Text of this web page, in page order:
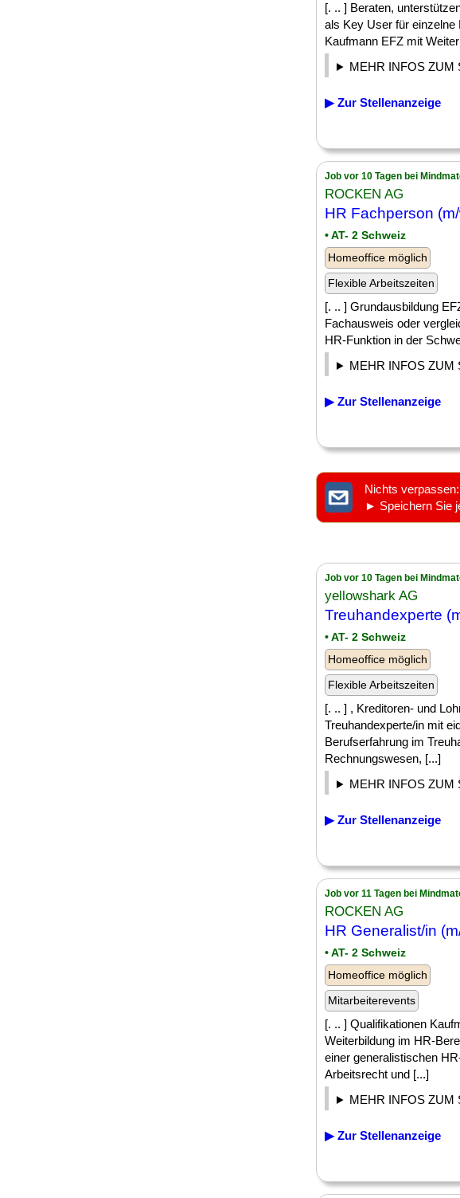
[. .. ] Beraten,
als Key User für
Kaufmann EFZ mit
MEHR INFOS ZUM
▶ Zur Stellenanzeige
Job vor 10 Tagen bei
ROCKEN AG
HR Fachperson
• AT- 2 Schweiz
Homeoffice möglich
Flexible Arbeitszeiten
[. .. ] Grundausbildung
Fachausweis oder
HR-Funktion in der
MEHR INFOS ZUM
▶ Zur Stellenanzeige
Nichts verpassen:
► Speichern Sie
Job vor 10 Tagen bei
yellowshark AG
Treuhandexperte
• AT- 2 Schweiz
Homeoffice möglich
Flexible Arbeitszeiten
[. .. ] , Kreditoren- und
Treuhandexperte/in mit
Berufserfahrung im
Rechnungswesen, [...]
MEHR INFOS ZUM
▶ Zur Stellenanzeige
Job vor 11 Tagen bei
ROCKEN AG
HR Generalist/in
• AT- 2 Schweiz
Homeoffice möglich
Mitarbeiterevents
[. .. ] Qualifikationen
Weiterbildung im HR-
einer generalistischen
Arbeitsrecht und [...]
MEHR INFOS ZUM
▶ Zur Stellenanzeige